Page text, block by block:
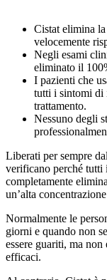
Cistat elimina
velocemente
Negli esami
eliminato il
I pazienti che
tutti i sintomi di
trattamento.
Nessuno degli
Liberati per sempre
verificano perché tutti
completamente
un’alta
Normalmente le
giorni e quando non
essere guariti, ma
efficaci.